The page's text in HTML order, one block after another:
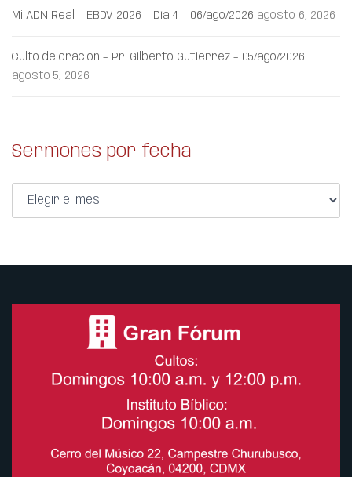
Mi ADN Real – EBDV 2026 – Día 4 – 06/ago/2026 agosto 6, 2026
Culto de oración – Pr. Gilberto Gutiérrez – 05/ago/2026
agosto 5, 2026
Sermones por fecha